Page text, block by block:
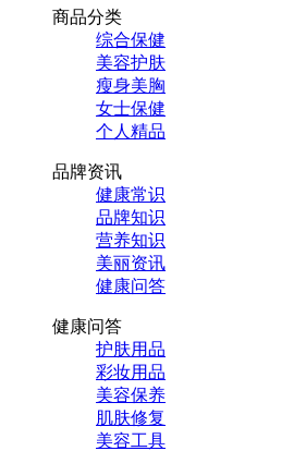
商品分类
综合保健
美容护肤
瘦身美胸
女士保健
个人精品
品牌资讯
健康常识
品牌知识
营养知识
美丽资讯
健康问答
健康问答
护肤用品
彩妆用品
美容保养
肌肤修复
美容工具